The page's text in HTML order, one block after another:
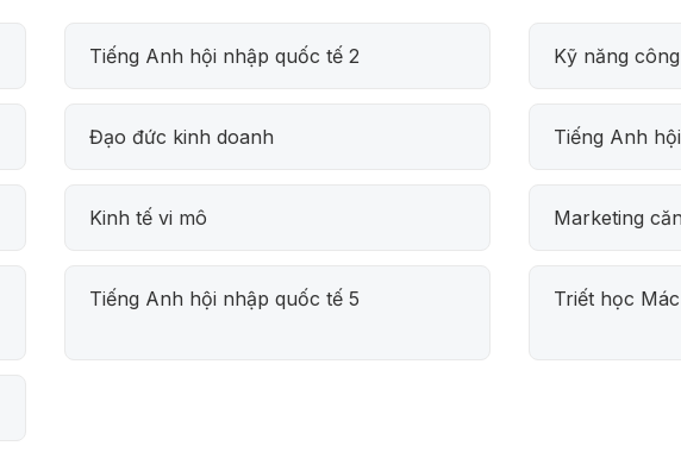
Tiếng Anh hội nhập quốc tế 2 Kỹ năng
Đạo đức kinh doanh Tiếng Anh
Kinh tế vi mô Marketing
Tiếng Anh hội nhập quốc tế 5 Triết học